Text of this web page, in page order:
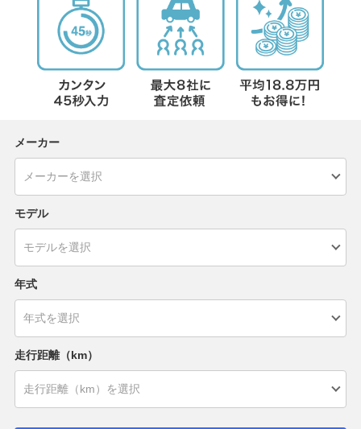
メーカー
モデル
年式
走行距離（km）